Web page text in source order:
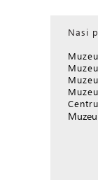
Nasi